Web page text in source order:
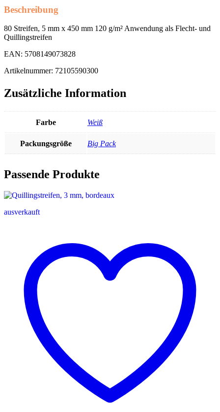
Beschreibung
80 Streifen, 5 mm x 450 mm 120 g/m² Anwendung als Flecht- und
Quillingstreifen
EAN: 5708149073828
Artikelnummer: 72105590300
Zusätzliche Information
Farbe Weiß
Packungsgröße Big Pack
Passende Produkte
ausverkauft